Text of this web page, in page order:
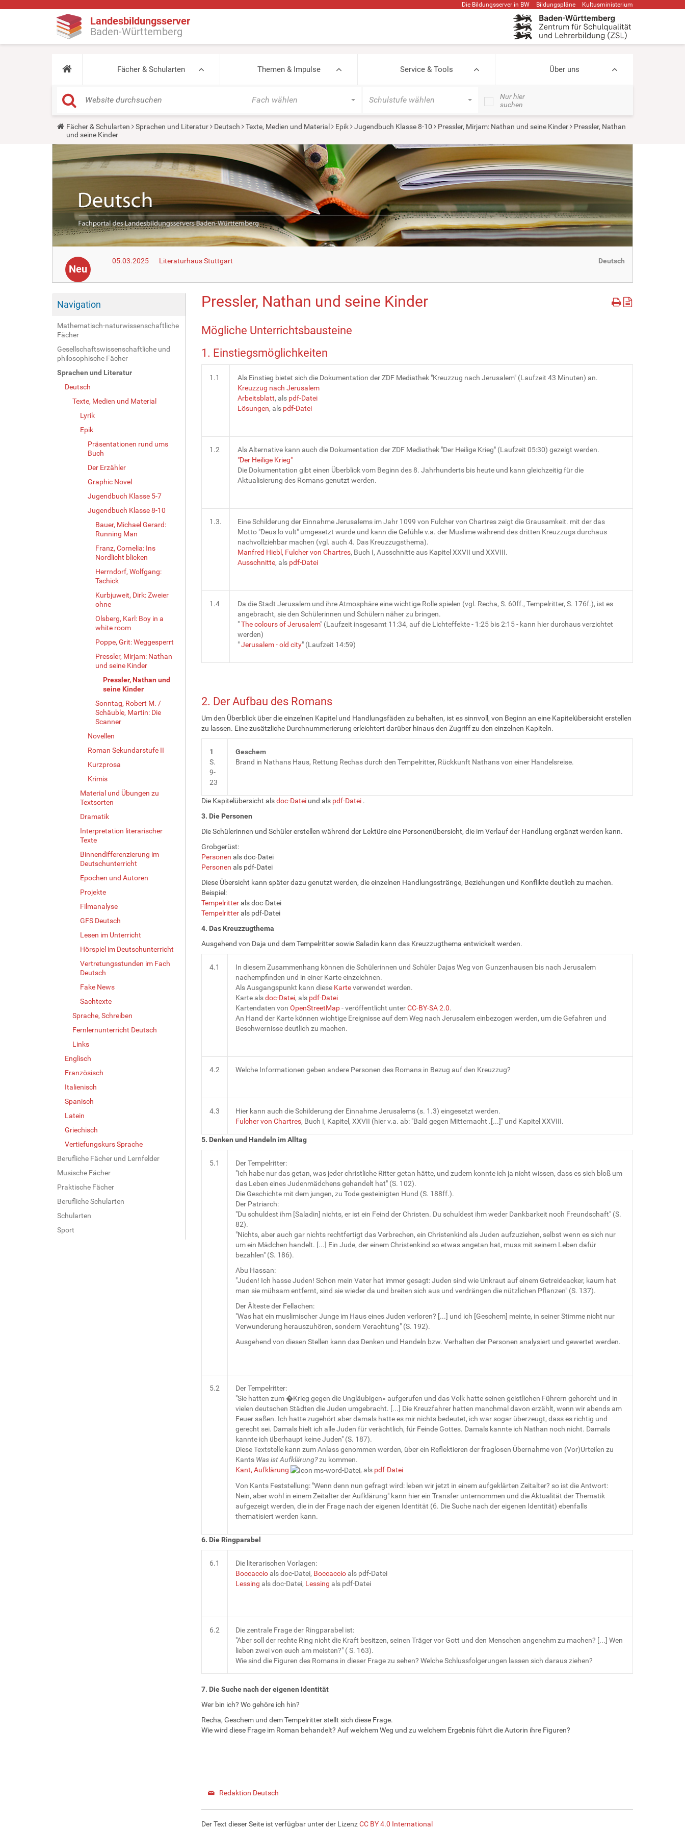
Die Bildungsserver in BW Bildungspläne Kultusministerium
Landesbildungsserver
Baden-Württemberg
Fächer & Schularten Themen & Impulse Service & Tools Über uns
Fach wählen Schulstufe wählen
Nur hier
suchen
Y
u
e
:
Fächer & Schularten Sprachen und Literatur Deutsch Texte, Medien und Material Epik Jugendbuch Klasse 8-10 Pressler, Mirjam: Nathan und seine Kinder
Pressler, Nathan
und seine Kinder
Neu
05.03.2025 Literaturhaus Stuttgart Deutsch
Navigation
Mathematisch-naturwissenschaftliche
Fächer
Gesellschaftswissenschaftliche und
philosophische Fächer
Sprachen und Literatur
Deutsch
Texte, Medien und Material
Lyrik
Epik
Präsentationen rund ums
Buch
Der Erzähler
Graphic Novel
Jugendbuch Klasse 5-7
Jugendbuch Klasse 8-10
Bauer, Michael Gerard:
Running Man
Franz, Cornelia: Ins
Nordlicht blicken
Herrndorf, Wolfgang:
Tschick
Kurbjuweit, Dirk: Zweier
ohne
Olsberg, Karl: Boy in a
white room
Poppe, Grit: Weggesperrt
Pressler, Mirjam: Nathan
und seine Kinder
Pressler, Nathan und
seine Kinder
Sonntag, Robert M. /
Schäuble, Martin: Die
Scanner
Novellen
Roman Sekundarstufe II
Kurzprosa
Krimis
Material und Übungen zu
Textsorten
Dramatik
Interpretation literarischer
Texte
Binnendifferenzierung im
Deutschunterricht
Epochen und Autoren
Projekte
Filmanalyse
GFS Deutsch
Lesen im Unterricht
Hörspiel im Deutschunterricht
Vertretungsstunden im Fach
Deutsch
Fake News
Sachtexte
Sprache, Schreiben
Fernlernunterricht Deutsch
Links
Englisch
Französisch
Italienisch
Spanisch
Latein
Griechisch
Vertiefungskurs Sprache
Berufliche Fächer und Lernfelder
Musische Fächer
Praktische Fächer
Berufliche Schularten
Schularten
Sport
Pressler, Nathan und seine Kinder
Mögliche Unterrichtsbausteine
1. Einstiegsmöglichkeiten
1.1
Als Einstieg bietet sich die Dokumentation der ZDF Mediathek "Kreuzzug nach Jerusalem" (Laufzeit 43 Minuten) an.
Kreuzzug nach Jerusalem
Arbeitsblatt, als pdf-Datei
Lösungen, als pdf-Datei
1.2
Als Alternative kann auch die Dokumentation der ZDF Mediathek "Der Heilige Krieg" (Laufzeit 05:30) gezeigt werden.
"Der Heilige Krieg"
Die Dokumentation gibt einen Überblick vom Beginn des 8. Jahrhunderts bis heute und kann gleichzeitig für die
Aktualisierung des Romans genutzt werden.
1.3.
Eine Schilderung der Einnahme Jerusalems im Jahr 1099 von Fulcher von Chartres zeigt die Grausamkeit. mit der das
Motto "Deus lo vult" umgesetzt wurde und kann die Gefühle v.a. der Muslime während des dritten Kreuzzugs durchaus
nachvollziehbar machen (vgl. auch 4. Das Kreuzzugsthema).
Manfred Hiebl, Fulcher von Chartres, Buch I, Ausschnitte aus Kapitel XXVII und XXVIII.
Ausschnitte, alspdf-Datei
1.4
Da die Stadt Jerusalem und ihre Atmosphäre eine wichtige Rolle spielen (vgl. Recha, S. 60ff., Tempelritter, S. 176f.), ist es
angebracht, sie den Schülerinnen und Schülern näher zu bringen.
"The colours of Jerusalem" (Laufzeit insgesamt 11:34, auf die Lichteffekte - 1:25 bis 2:15 - kann hier durchaus verzichtet
werden)
"Jerusalem - old city" (Laufzeit 14:59)
2. Der Aufbau des Romans
Um den Überblick über die einzelnen Kapitel und Handlungsfäden zu behalten, ist es sinnvoll, von Beginn an eine Kapitelübersicht erstellen
zu lassen. Eine zusätzliche Durchnummerierung erleichtert darüber hinaus den Zugriff zu den einzelnen Kapiteln.
1
S.
9-
23
Geschem
Brand in Nathans Haus, Rettung Rechas durch den Tempelritter, Rückkunft Nathans von einer Handelsreise.
Die Kapitelübersicht alsdoc-Dateiund als pdf-Datei.
3. Die Personen
Die Schülerinnen und Schüler erstellen während der Lektüre eine Personenübersicht, die im Verlauf der Handlung ergänzt werden kann.
Grobgerüst:
Personen als doc-Datei
Personen als pdf-Datei
Diese Übersicht kann später dazu genutzt werden, die einzelnen Handlungsstränge, Beziehungen und Konflikte deutlich zu machen.
Beispiel:
Tempelritterals doc-Datei
Tempelritterals pdf-Datei
4. Das Kreuzzugthema
Ausgehend von Daja und dem Tempelritter sowie Saladin kann das Kreuzzugthema entwickelt werden.
4.1
In diesem Zusammenhang können die Schülerinnen und Schüler Dajas Weg von Gunzenhausen bis nach Jerusalem
nachempfinden und in einer Karte einzeichnen.
Als Ausgangspunkt kann diese Karteverwendet werden.
Karte alsdoc-Datei, als pdf-Datei
Kartendaten von OpenStreetMap- veröffentlicht unterCC-BY-SA 2.0.
An Hand der Karte können wichtige Ereignisse auf dem Weg nach Jerusalem einbezogen werden, um die Gefahren und
Beschwernisse deutlich zu machen.
4.2 Welche Informationen geben andere Personen des Romans in Bezug auf den Kreuzzug?
4.3
Hier kann auch die Schilderung der Einnahme Jerusalems (s. 1.3) eingesetzt werden.
Fulcher von Chartres, Buch I, Kapitel, XXVII (hier v.a. ab: "Bald gegen Mitternacht .[...]" und Kapitel XXVIII.
5. Denken und Handeln im Alltag
5.1
Der Tempelritter:
"Ich habe nur das getan, was jeder christliche Ritter getan hätte, und zudem konnte ich ja nicht wissen, dass es sich bloß um
das Leben eines Judenmädchens gehandelt hat" (S. 102).
Die Geschichte mit dem jungen, zu Tode gesteinigten Hund (S. 188ff.).
Der Patriarch:
"Du schuldest ihm [Saladin] nichts, er ist ein Feind der Christen. Du schuldest ihm weder Dankbarkeit noch Freundschaft" (S.
82).
"Nichts, aber auch gar nichts rechtfertigt das Verbrechen, ein Christenkind als Juden aufzuziehen, selbst wenn es sich nur
um ein Mädchen handelt. [...] Ein Jude, der einem Christenkind so etwas angetan hat, muss mit seinem Leben dafür
bezahlen" (S. 186).
Abu Hassan:
"Juden! Ich hasse Juden! Schon mein Vater hat immer gesagt: Juden sind wie Unkraut auf einem Getreideacker, kaum hat
man sie mühsam entfernt, sind sie wieder da und breiten sich aus und verdrängen die nützlichen Pflanzen" (S. 137).
Der Älteste der Fellachen:
"Was hat ein muslimischer Junge im Haus eines Juden verloren? [...] und ich [Geschem] meinte, in seiner Stimme nicht nur
Verwunderung herauszuhören, sondern Verachtung" (S. 192).
Ausgehend von diesen Stellen kann das Denken und Handeln bzw. Verhalten der Personen analysiert und gewertet werden.
5.2
Der Tempelritter:
"Sie hatten zum �Krieg gegen die Ungläubigen» aufgerufen und das Volk hatte seinen geistlichen Führern gehorcht und in
vielen deutschen Städten die Juden umgebracht. [...] Die Kreuzfahrer hatten manchmal davon erzählt, wenn wir abends am
Feuer saßen. Ich hatte zugehört aber damals hatte es mir nichts bedeutet, ich war sogar überzeugt, dass es richtig und
gerecht sei. Damals hielt ich alle Juden für verächtlich, für Feinde Gottes. Damals kannte ich Nathan noch nicht. Damals
kannte ich überhaupt keine Juden" (S. 187).
Diese Textstelle kann zum Anlass genommen werden, über ein Reflektieren der fraglosen Übernahme von (Vor)Urteilen zu
Kants Was ist Aufklärung?zu kommen.
Kant, Aufklärung
, als pdf-Datei
Von Kants Feststellung: "Wenn denn nun gefragt wird: leben wir jetzt in einem aufgeklärten Zeitalter? so ist die Antwort:
Nein, aber wohl in einem Zeitalter der Aufklärung" kann hier ein Transfer unternommen und die Aktualität der Thematik
aufgezeigt werden, die in der Frage nach der eigenen Identität (6. Die Suche nach der eigenen Identität) ebenfalls
thematisiert werden kann.
6. Die Ringparabel
6.1
Die literarischen Vorlagen:
Boccaccioals doc-Datei, Boccaccio als pdf-Datei
Lessing als doc-Datei, Lessing als pdf-Datei
6.2
Die zentrale Frage der Ringparabel ist:
"Aber soll der rechte Ring nicht die Kraft besitzen, seinen Träger vor Gott und den Menschen angenehm zu machen? [...] Wen
lieben zwei von euch am meisten?" ( S. 163).
Wie sind die Figuren des Romans in dieser Frage zu sehen? Welche Schlussfolgerungen lassen sich daraus ziehen?
7. Die Suche nach der eigenen Identität
Wer bin ich? Wo gehöre ich hin?
Recha, Geschem und dem Tempelritter stellt sich diese Frage.
Wie wird diese Frage im Roman behandelt? Auf welchem Weg und zu welchem Ergebnis führt die Autorin ihre Figuren?
Redaktion Deutsch
Der Text dieser Seite ist verfügbar unter der LizenzCC BY 4.0 International